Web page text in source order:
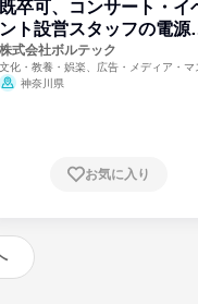
既卒可、コンサート・イ
ント設営スタッフの電源
門
株式会社ボルテック
文化・教養・娯楽、広告・メディア・マ
ミ、電力・ガス・水道・エネルギー
神奈川県
お気に入り